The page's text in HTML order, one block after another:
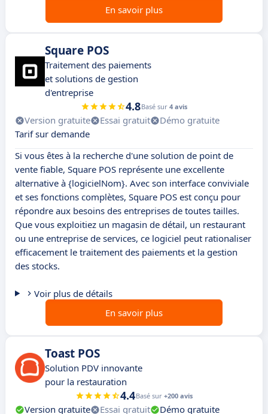
En savoir plus
Square POS
Traitement des paiements
et solutions de gestion
d'entreprise
4.8Basé sur 4 avis
Version gratuite Essai gratuit
Démo gratuite
Tarif sur demande
Si vous êtes à la recherche d'une solution de point de
vente fiable, Square POS représente une excellente
alternative à {logicielNom}. Avec son interface conviviale
et ses fonctions complètes, Square POS est conçu pour
répondre aux besoins des entreprises de toutes tailles.
Que vous exploitiez un magasin de détail, un restaurant
ou une entreprise de services, ce logiciel peut rationaliser
efficacement le traitement des paiements et la gestion
des stocks.
Voir plus de détails
En savoir plus
Toast POS
Solution PDV innovante
pour la restauration
4.4Basé sur +200 avis
Version gratuite Essai gratuit Démo gratuite